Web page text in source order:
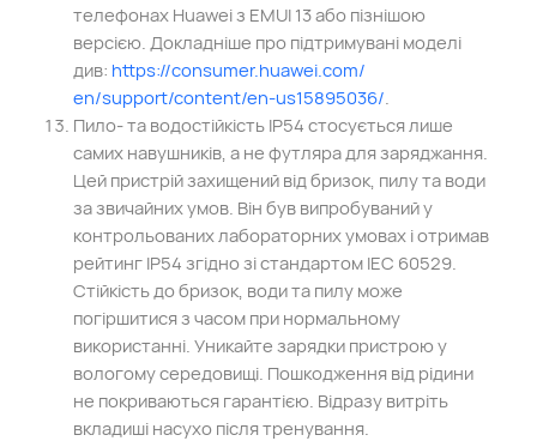
телефонах Huawei з EMUI 13 або пізнішою
версією. Докладніше про підтримувані моделі
див: https://consumer.huawei.com/
en/support/content/en-us15895036/
Пило- та водостійкість IP54 стосується лише
самих навушників, а не футляра для заряджання.
Цей пристрій захищений від бризок, пилу та води
за звичайних умов. Він був випробуваний у
контрольованих лабораторних умовах і отримав
рейтинг IP54 згідно зі стандартом IEC 60529.
Стійкість до бризок, води та пилу може
погіршитися з часом при нормальному
використанні. Уникайте зарядки пристрою у
вологому середовищі. Пошкодження від рідини
не покриваються гарантією. Відразу витріть
вкладиші насухо після тренування.